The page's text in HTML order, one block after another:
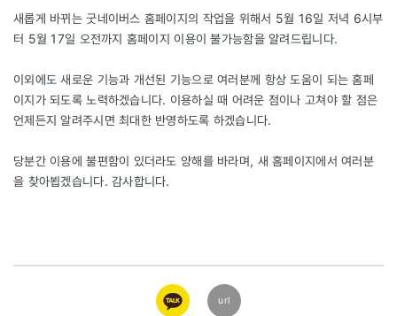
새롭게 바뀌는 굿네이버스 홈페이지의 작업을 위해서 5월 16일 저녁 6시부
터 5월 17일 오전까지 홈페이지 이용이 불가능함을 알려드립니다.
이외에도 새로운 기능과 개선된 기능으로 여러분께 항상 도움이 되는 홈페
이지가 되도록 노력하겠습니다. 이용하실 때 어려운 점이나 고쳐야 할 점은
언제든지 알려주시면 최대한 반영하도록 하겠습니다.
당분간 이용에 불편함이 있더라도 양해를 바라며, 새 홈페이지에서 여러분
을 찾아뵙겠습니다. 감사합니다.
카카오
링크
url